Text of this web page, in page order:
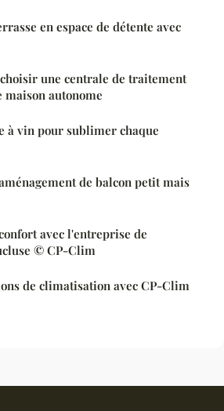
en espace de détente avec
une centrale de traitement
maison autonome
à vin pour sublimer chaque
de balcon petit mais
avec l'entreprise de
© CP-Clim
de climatisation avec CP-Clim